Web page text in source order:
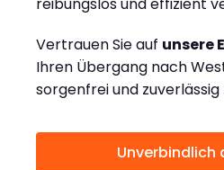
Vertrauen Sie auf unsere
Ihren Übergang nach
sorgenfrei und
Unverbindlich